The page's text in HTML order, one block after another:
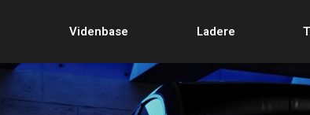
Videnbase Ladere